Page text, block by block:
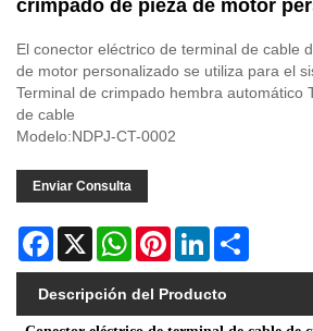
crimpado de pieza de motor
El conector eléctrico de terminal de cable
de motor personalizado se utiliza para el
Terminal de crimpado hembra automático
de cable
Modelo:NDPJ-CT-0002
Enviar Consulta
Facebook
X WhatsAppPinterestLinkedIn
Descripción del Producto